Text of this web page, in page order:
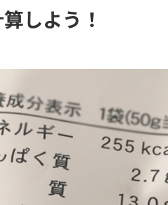
しよう！